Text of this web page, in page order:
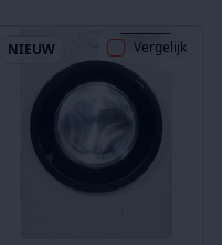
NIEUW Vergelijk